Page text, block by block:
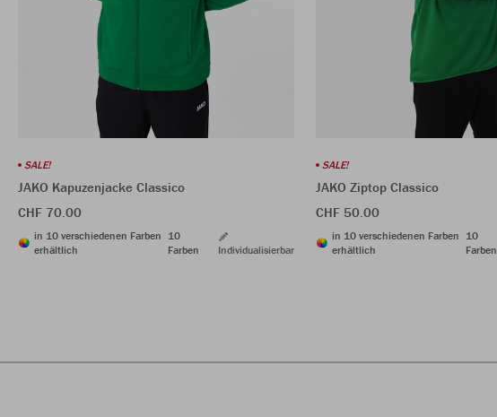
SALE!
JAKO Kapuzenjacke Classico
CHF 70.00
in 10 verschiedenen Farben
erhältlich
10
Farben
Individualisierbar
SALE!
JAKO Ziptop Classico
CHF 50.00
in 10 verschiedenen Farben
erhältlich
10
Farben